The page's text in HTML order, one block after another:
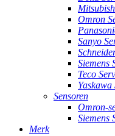
Omron
Sanyo
Siemens
Teco
Yaskawa
Sensoren
Omron-
Siemens
Merk